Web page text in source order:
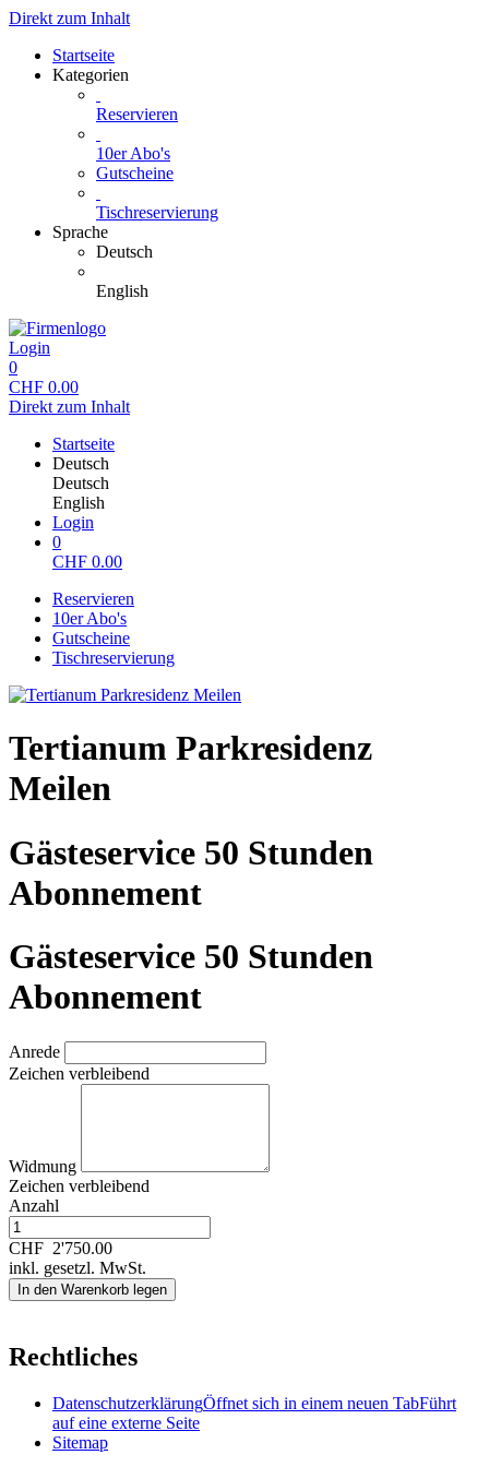
Direkt zum Inhalt
Startseite
Kategorien
Reservieren
10er Abo's
Gutscheine
Tischreservierung
Sprache
Deutsch
English
Login
0
CHF 0.00
Direkt zum Inhalt
Startseite
Deutsch
Deutsch
English
Login
0
CHF 0.00
Reservieren
10er Abo's
Gutscheine
Tischreservierung
Tertianum Parkresidenz
Meilen
Gästeservice 50 Stunden
Abonnement
Gästeservice 50 Stunden
Abonnement
Anrede
Zeichen verbleibend
Widmung
Zeichen verbleibend
Anzahl
CHF 2'750.00
inkl. gesetzl. MwSt.
In den Warenkorb legen
Rechtliches
DatenschutzerklärungÖffnet sich in einem neuen TabFührt
auf eine externe Seite
Sitemap